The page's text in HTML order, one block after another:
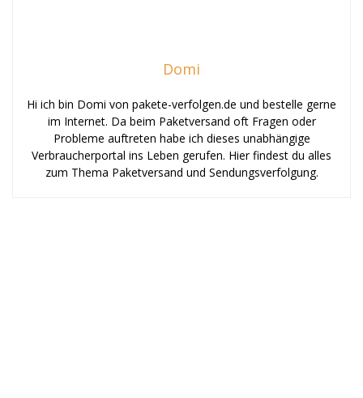
Domi
Hi ich bin Domi von pakete-verfolgen.de und bestelle gerne
im Internet. Da beim Paketversand oft Fragen oder
Probleme auftreten habe ich dieses unabhängige
Verbraucherportal ins Leben gerufen. Hier findest du alles
zum Thema Paketversand und Sendungsverfolgung.